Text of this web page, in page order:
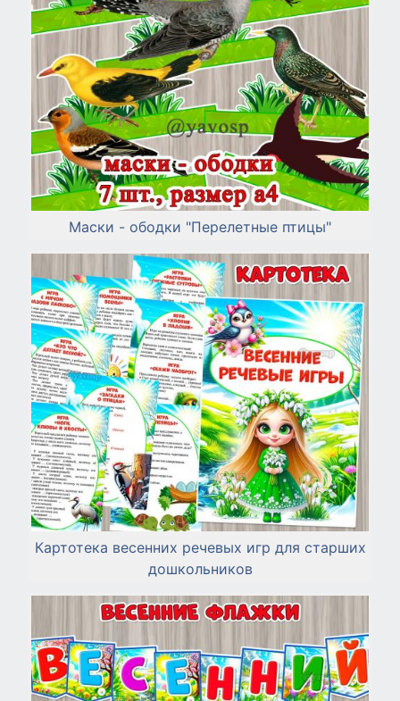
Маски - ободки "Перелетные птицы"
Картотека весенних речевых игр для старших
дошкольников